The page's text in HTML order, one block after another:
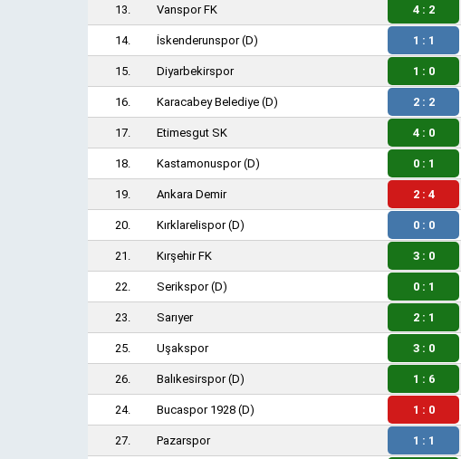
13. Vanspor FK 4 : 2
14. İskenderunspor(D) 1 : 1
15. Diyarbekirspor 1 : 0
16. Karacabey Belediye (D) 2 : 2
17. Etimesgut SK 4 : 0
18. Kastamonuspor(D) 0 : 1
19. Ankara Demir 2 : 4
20. Kırklarelispor(D) 0 : 0
21. Kırşehir FK 3 : 0
22. Serikspor(D) 0 : 1
23. Sarıyer 2 : 1
25. Uşakspor 3 : 0
26. Balıkesirspor(D) 1 : 6
24. Bucaspor 1928 (D) 1 : 0
27. Pazarspor 1 : 1